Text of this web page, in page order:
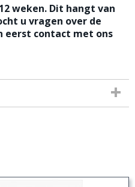
weken. Dit hangt van
u vragen over de
eerst contact met ons